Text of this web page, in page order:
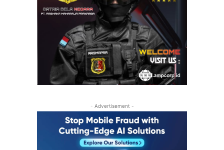
- Advertisement -